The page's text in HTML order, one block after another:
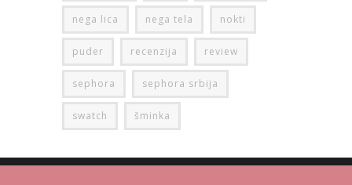
nega lica nega tela nokti
puder recenzija review
sephora sephora srbija
swatch šminka